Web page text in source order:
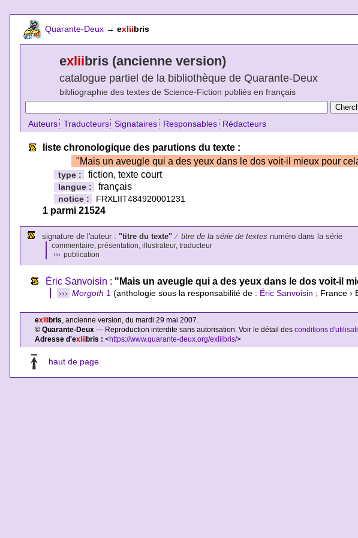
Quarante-Deux → exliibris
exliibris (ancienne version)
catalogue partiel de la bibliothèque de Quarante-Deux
bibliographie des textes de Science-Fiction publiés en français
Auteurs Traducteurs Signataires Responsables Rédacteurs
liste chronologique des parutions du texte :
"Mais un aveugle qui a des yeux dans le dos voit-il mieux pour
type : fiction, texte court
langue : français
notice : FRXLIIT484920001231
1 parmi 21524
signature de l'auteur : "titre du texte" ⁄ titre de la série de textes numéro dans la série
commentaire, présentation, illustrateur, traducteur
››› publication
Éric Sanvoisin : "Mais un aveugle qui a des yeux dans le dos voit-il
››› Morgoth 1 (anthologie sous la responsabilité de : Éric Sanvoisin ; France ›
exliibris , ancienne version, du mardi 29 mai 2007.
© Quarante-Deux — Reproduction interdite sans autorisation. Voir le détail desconditions
Adresse d'exliibris :<https://www.quarante-deux.org/exliibris/>
haut de page